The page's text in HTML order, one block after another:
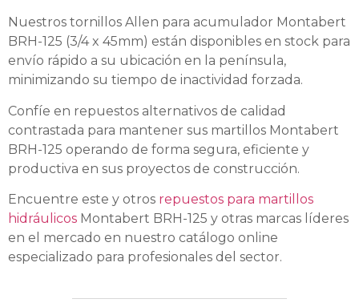
Nuestros tornillos Allen para acumulador Montabert
BRH-125 (3/4 x 45mm) están disponibles en stock para
envío rápido a su ubicación en la península,
minimizando su tiempo de inactividad forzada.
Confíe en repuestos alternativos de calidad
contrastada para mantener sus martillos Montabert
BRH-125 operando de forma segura, eficiente y
productiva en sus proyectos de construcción.
Encuentre este y otros repuestos para martillos
hidráulicos Montabert BRH-125 y otras marcas líderes
en el mercado en nuestro catálogo online
especializado para profesionales del sector.